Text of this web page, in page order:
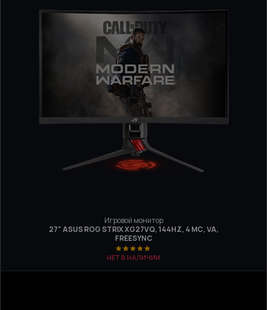
Игровой монитор
27" ASUS ROG STRIX XG27VQ, 144HZ, 4 МС, VA,
FREESYNC
НЕТ В НАЛИЧИИ